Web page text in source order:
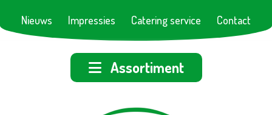
Nieuws Impressies Catering service Contact
Assortiment